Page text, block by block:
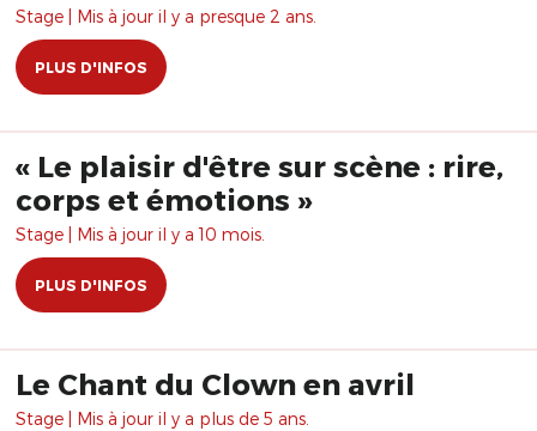
Stage | Mis à jour il y a presque 2 ans.
PLUS D'INFOS
« Le plaisir d'être sur scène : rire,
corps et émotions »
Stage | Mis à jour il y a 10 mois.
PLUS D'INFOS
Le Chant du Clown en avril
Stage | Mis à jour il y a plus de 5 ans.